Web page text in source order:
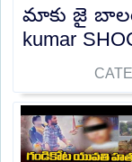
మాకు జై
kumar